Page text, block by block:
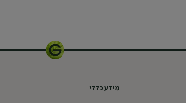
מידע כללי